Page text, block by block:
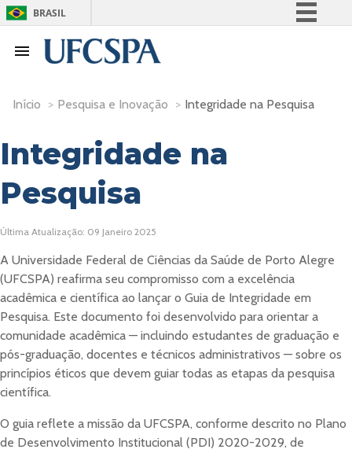
BRASIL
Acesso à informação
Início > Pesquisa e Inovação > Integridade na Pesquisa
Integridade na
Pesquisa
Última Atualização: 09 Janeiro 2025
A Universidade Federal de Ciências da Saúde de Porto Alegre
(UFCSPA) reafirma seu compromisso com a excelência
acadêmica e científica ao lançar o Guia de Integridade em
Pesquisa. Este documento foi desenvolvido para orientar a
comunidade acadêmica — incluindo estudantes de graduação e
pós-graduação, docentes e técnicos administrativos — sobre os
princípios éticos que devem guiar todas as etapas da pesquisa
científica.
O guia reflete a missão da UFCSPA, conforme descrito no Plano
de Desenvolvimento Institucional (PDI) 2020-2029, de